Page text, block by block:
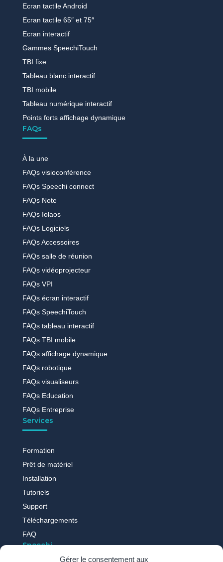
Gérer le consentement aux
Ecran tactile Android
Ecran tactile 65″ et 75″
Ecran interactif
Gammes SpeechiTouch
TBI fixe
Tableau blanc interactif
TBI mobile
Tableau numérique interactif
Points forts affichage dynamique
FAQs
À la une
FAQs visioconférence
FAQs Speechi connect
FAQs Note
FAQs Iolaos
FAQs Logiciels
FAQs Accessoires
FAQs salle de réunion
FAQs vidéoprojecteur
FAQs VPI
FAQs écran interactif
FAQs SpeechiTouch
FAQs tableau interactif
FAQs TBI mobile
FAQs affichage dynamique
FAQs robotique
FAQs visualiseurs
FAQs Education
FAQs Entreprise
Services
Formation
Prêt de matériel
Installation
Tutoriels
Support
Téléchargements
FAQ
Speechi